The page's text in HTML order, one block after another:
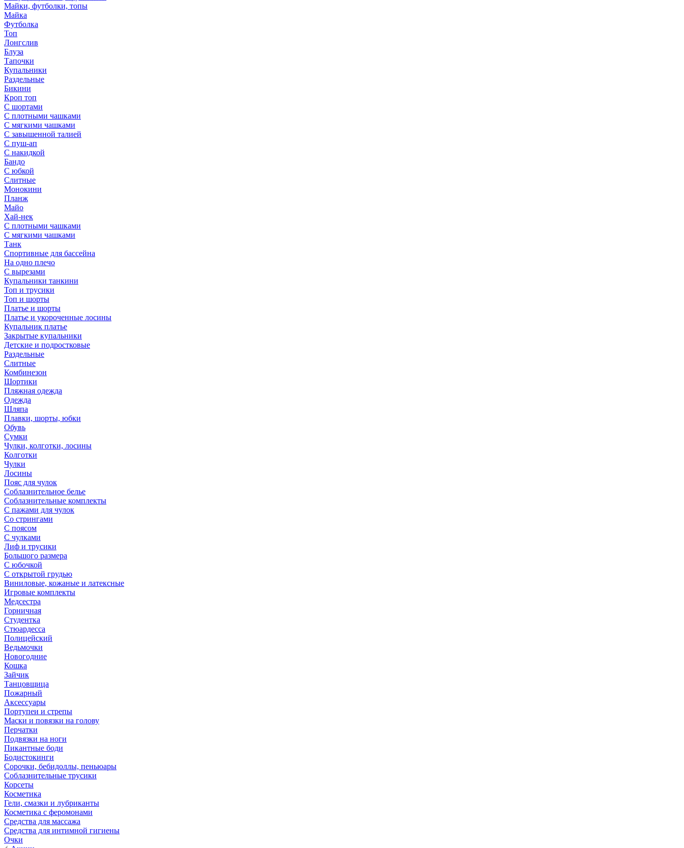
Майки, футболки, топы
Майка
Футболка
Топ
Лонгслив
Блуза
Тапочки
Купальники
Раздельные
Бикини
Кроп топ
С шортами
С плотными чашками
С мягкими чашками
С завышенной талией
С пуш-ап
С накидкой
Бандо
С юбкой
Слитные
Монокини
Планж
Майо
Хай-нек
С плотными чашками
С мягкими чашками
Танк
Спортивные для бассейна
На одно плечо
С вырезами
Купальники танкини
Топ и трусики
Топ и шорты
Платье и шорты
Платье и укороченные лосины
Купальник платье
Закрытые купальники
Детские и подростковые
Раздельные
Слитные
Комбинезон
Шортики
Пляжная одежда
Одежда
Шляпа
Плавки, шорты, юбки
Обувь
Сумки
Чулки, колготки, лосины
Колготки
Чулки
Лосины
Пояс для чулок
Соблазнительное белье
Соблазнительные комплекты
С пажами для чулок
Со стрингами
С поясом
С чулками
Лиф и трусики
Большого размера
С юбочкой
С открытой грудью
Виниловые, кожаные и латексные
Игровые комплекты
Медсестра
Горничная
Студентка
Стюардесса
Полицейский
Ведьмочки
Новогодние
Кошка
Зайчик
Танцовщица
Пожарный
Аксессуары
Портупеи и стрепы
Маски и повязки на голову
Перчатки
Подвязки на ноги
Пикантные боди
Бодистокинги
Сорочки, бебидоллы, пеньюары
Соблазнительные трусики
Корсеты
Косметика
Гели, смазки и лубриканты
Косметика с феромонами
Средства для массажа
Средства для интимной гигиены
Очки